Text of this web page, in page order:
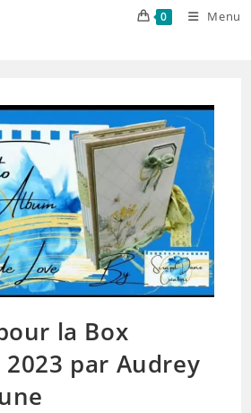
0 Menu
la Box
2023 par Audrey